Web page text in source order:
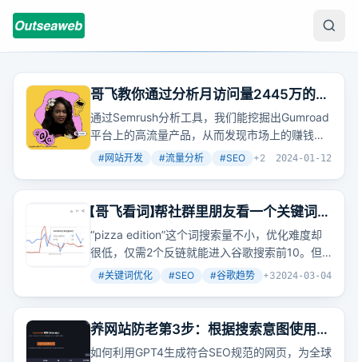
哥飞教你通过分析月访问量2445万的
Gumroad 高流量页面来挖掘他人正在赚
钱的需求
通过Semrush分析工具，我们能挖掘出Gumroad
平台上的高流量产品，从而发现市场上的赚钱需
求。这不仅展示了如何通过分析工具来发现商
在短短两个月内通过用户付费赚取了8.2万人民
币，而同样的流量如果仅靠广告收入则仅有1.9
万。这巨大的差异让人不禁思考，我们是否也能
通过满足这些需求来实现盈利呢？
#网站开发 #流量分析 #SEO +2 2024-01-12
【哥飞看词】帮社群里朋友看一个关键词是
否能做
“pizza edition”这个词搜索量不小，优化难度却
很低，仅需2个反链就能进入谷歌搜索前10。但
哥飞提醒，别急着行动，先看看搜索结果和网站
#关键词优化 #SEO #谷歌趋势 +32024-03-04
养网站防老第3步：根据搜索意图使用
ChatGPT的GPT4生成网页
如何利用GPT4生成符合SEO规范的网页，为全球